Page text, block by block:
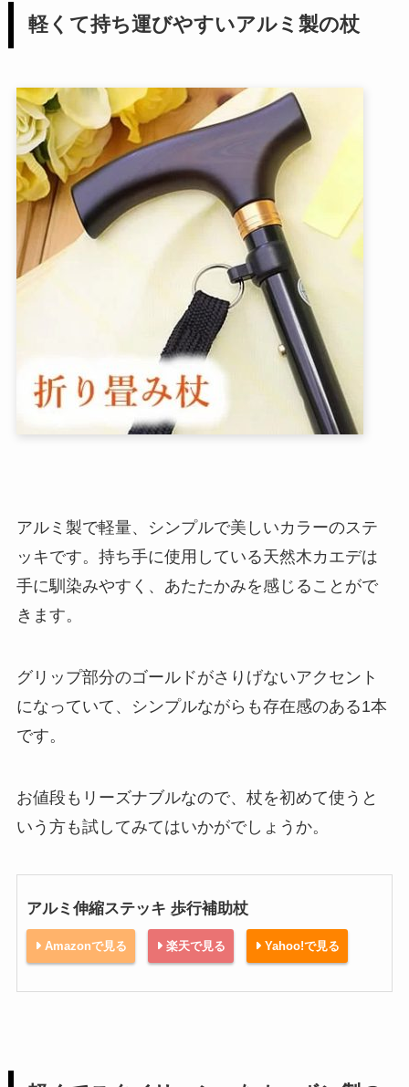
軽くて持ち運びやすいアルミ製の杖
アルミ製で軽量、シンプルで美しいカラーのステ
ッキです。持ち手に使用している天然木カエデは
手に馴染みやすく、あたたかみを感じることがで
きます。
グリップ部分のゴールドがさりげないアクセント
になっていて、シンプルながらも存在感のある1本
です。
お値段もリーズナブルなので、杖を初めて使うと
いう方も試してみてはいかがでしょうか。
アルミ伸縮ステッキ 歩行補助杖
Amazonで見る 楽天で見る Yahoo!で見る